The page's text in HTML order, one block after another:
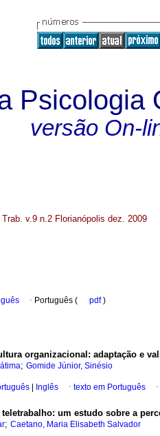
Psicologia
versão On-
v.9 n.2 Florianópolis dez. 2009
· Português ( pdf)
organizacional : adaptação e
; Gomide Júnior, Sinésio
Inglês · texto em Português ·
teletrabalho: um estudo sobre a
; Caetano, Maria Elisabeth Salvador